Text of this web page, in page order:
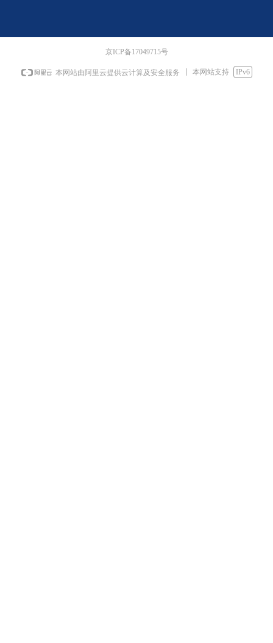
京ICP备17049715号
本网站由阿里云提供云计算及安全服务 本网站支持 IPv6